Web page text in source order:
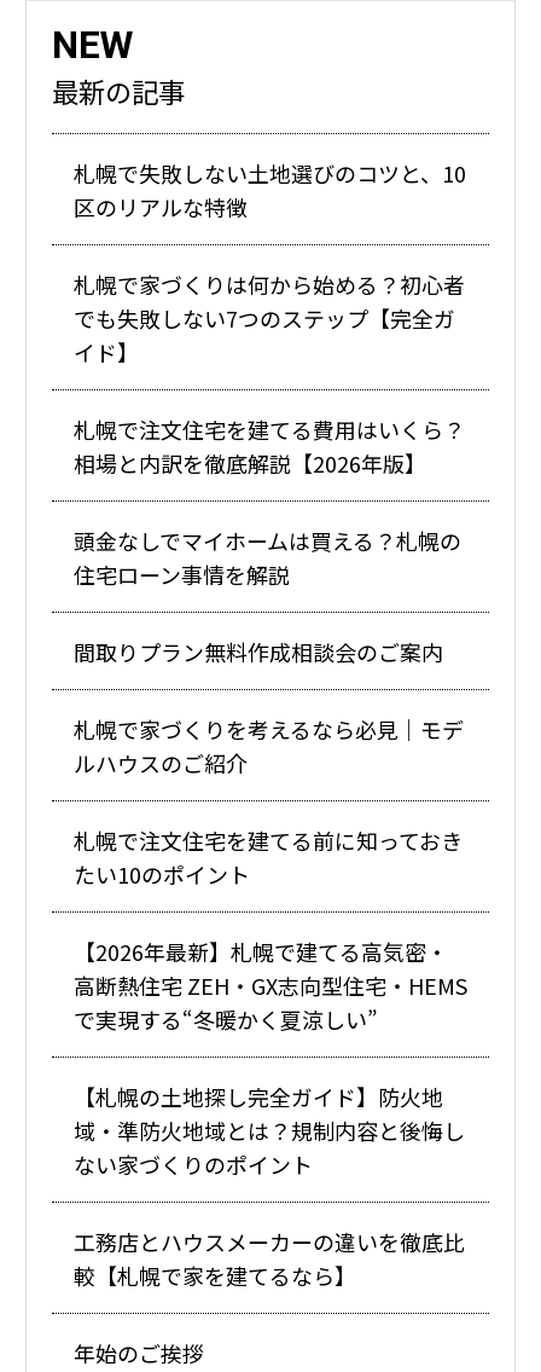
NEW
最新の記事
札幌で失敗しない土地選びのコツと、10
区のリアルな特徴
札幌で家づくりは何から始める？初心者
でも失敗しない7つのステップ【完全ガ
イド】
札幌で注文住宅を建てる費用はいくら？
相場と内訳を徹底解説【2026年版】
頭金なしでマイホームは買える？札幌の
住宅ローン事情を解説
間取りプラン無料作成相談会のご案内
札幌で家づくりを考えるなら必見｜モデ
ルハウスのご紹介
札幌で注文住宅を建てる前に知っておき
たい10のポイント
【2026年最新】札幌で建てる高気密・
高断熱住宅 ZEH・GX志向型住宅・HEMS
で実現する“冬暖かく夏涼しい”
【札幌の土地探し完全ガイド】防火地
域・準防火地域とは？規制内容と後悔し
ない家づくりのポイント
工務店とハウスメーカーの違いを徹底比
較【札幌で家を建てるなら】
年始のご挨拶